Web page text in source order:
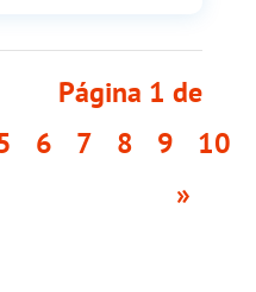
Página 1 de
6 7 8 9 10
»